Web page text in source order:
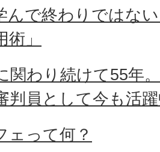
んで終わりではな
」
関わり続けて55年
判員として今も活
ェって何？